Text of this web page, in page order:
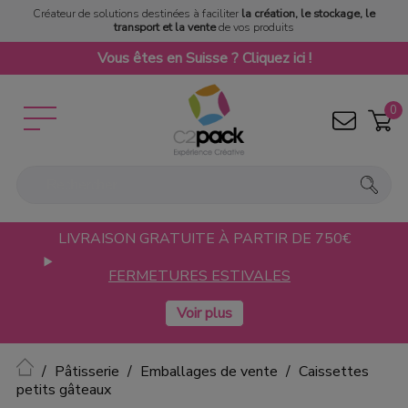
Créateur de solutions destinées à faciliter la création, le stockage, le
transport et la ventede vos produits
Vous êtes en Suisse ? Cliquez ici !
0
LIVRAISON GRATUITE À PARTIR DE 750€
FERMETURES ESTIVALES
Accueil
Pâtisserie Emballages de vente
Caissettes
petits gâteaux